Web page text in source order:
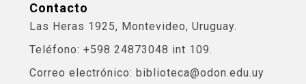
Contacto
Las Heras 1925, Montevideo, Uruguay.
Teléfono: +598 24873048 int 109.
Correo electrónico: biblioteca@odon.edu.uy